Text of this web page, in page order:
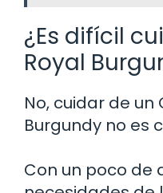
¿Es difícil
Royal
No, cuidar de un
Burgundy no es
Con un poco de